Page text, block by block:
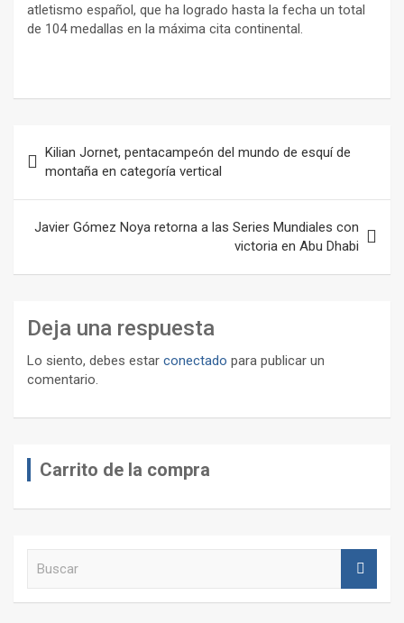
atletismo español, que ha logrado hasta la fecha un total
de 104 medallas en la máxima cita continental.
de
entradas
Kilian Jornet, pentacampeón del mundo de esquí de
montaña en categoría vertical
Javier Gómez Noya retorna a las Series Mundiales con
victoria en Abu Dhabi
Deja una respuesta
Lo siento, debes estar conectado para publicar un
comentario.
Carrito de la compra